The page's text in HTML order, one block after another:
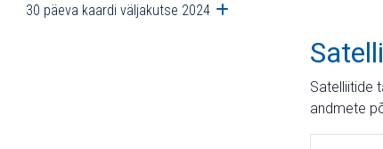
30 päeva kaardi väljakutse 2024 Ava alammenüü
Satelliitide
andmete